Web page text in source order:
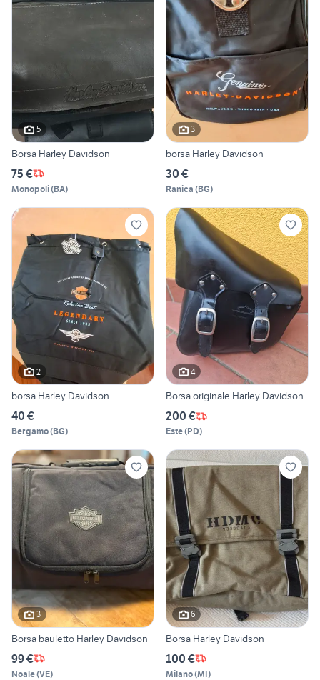
5
Borsa Harley Davidson
75 €
Monopoli(BA)
3
borsa Harley Davidson
30 €
Ranica (BG)
2
borsa Harley Davidson
40 €
Bergamo(BG)
4
Borsa originale Harley Davidson
200 €
Este(PD)
3
Borsa bauletto Harley Davidson
99 €
Noale(VE)
6
Borsa Harley Davidson
100 €
Milano(MI)